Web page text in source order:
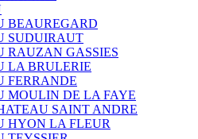
BEAUREGARD
SUDUIRAUT
RAUZAN GASSIES
LA BRULERIE
FERRANDE
MOULIN DE LA FAYE
SAINT ANDRE
HYON LA FLEUR